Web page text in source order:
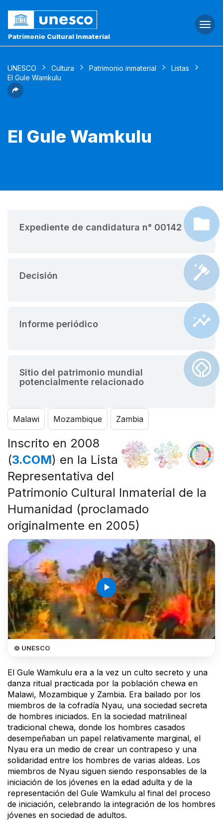
Patrimonio Cultural Inmaterial
UNESCO Cultura Patrimonio inmaterial
Listas
El Gule Wamkulu
El Gule Wamkulu
Expediente de candidatura n° 00142
Decisión
Informe periódico
Sitio del patrimonio mundial
potencialmente relacionado
Malawi Mozambique Zambia
Inscrito en 2008
(3.COM) en la Lista
Representativa del
Patrimonio Cultural Inmaterial de la
Humanidad (proclamado
originalmente en 2005)
play_arrow
© UNESCO
El Gule Wamkulu era a la vez un culto secreto y una
danza ritual practicada por la población chewa en
Malawi, Mozambique y Zambia. Era bailado por los
miembros de la cofradía Nyau, una sociedad secreta
de hombres iniciados. En la sociedad matrilineal
tradicional chewa, donde los hombres casados
desempeñaban un papel relativamente marginal, el
Nyau era un medio de crear un contrapeso y una
solidaridad entre los hombres de varias aldeas. Los
miembros de Nyau siguen siendo responsables de la
iniciación de los jóvenes en la edad adulta y de la
representación del Gule Wamkulu al final del proceso
de iniciación, celebrando la integración de los hombres
jóvenes en sociedad de adultos.